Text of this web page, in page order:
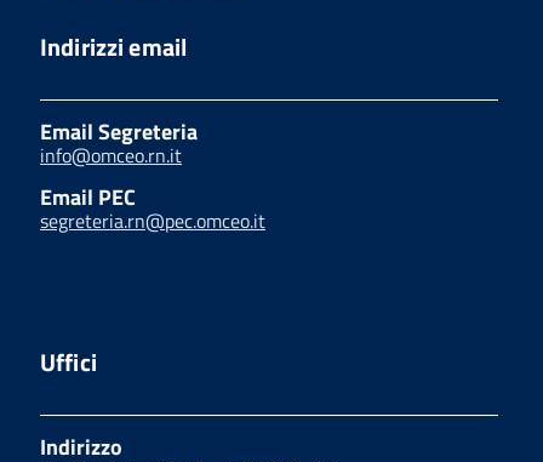
Indirizzi email
Email Segreteria
info@omceo.rn.it
Email PEC
segreteria.rn@pec.omceo.it
Uffici
Indirizzo